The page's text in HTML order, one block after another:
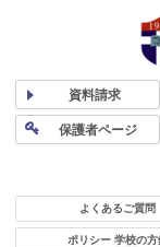
資料請求
保護者ページ
よくあるご質問
ポリシー 学校の方